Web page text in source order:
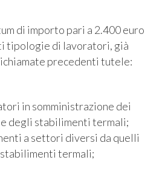
di importo pari a 2.400 euro
tipologie di lavoratori, già
precedenti tutele:
in somministrazione dei
degli stabilimenti termali;
a settori diversi da quelli
termali;